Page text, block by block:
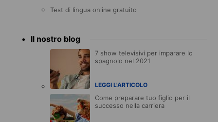
Test di lingua online gratuito
Il nostro blog
7 show televisivi per imparare lo
spagnolo nel 2021
LEGGI L'ARTICOLO
Come preparare tuo figlio per il
successo nella carriera